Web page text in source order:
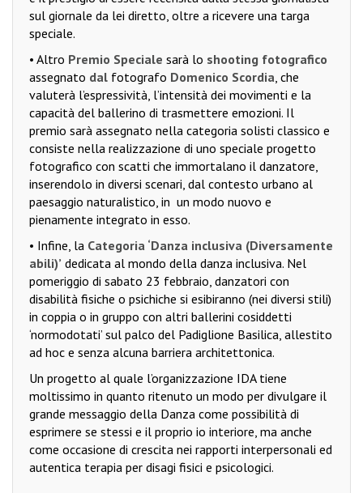
sul giornale da lei diretto, oltre a ricevere una targa
speciale.
• Altro Premio Speciale sarà lo shooting fotografico
assegnato dal fotografo Domenico Scordia, che
valuterà l’espressività, l’intensità dei movimenti e la
capacità del ballerino di trasmettere emozioni. Il
premio sarà assegnato nella categoria solisti classico e
consiste nella realizzazione di uno speciale progetto
fotografico con scatti che immortalano il danzatore,
inserendolo in diversi scenari, dal contesto urbano al
paesaggio naturalistico, in un modo nuovo e
pienamente integrato in esso.
• Infine, la Categoria ‘Danza inclusiva (Diversamente
abili)’ dedicata al mondo della danza inclusiva. Nel
pomeriggio di sabato 23 febbraio, danzatori con
disabilità fisiche o psichiche si esibiranno (nei diversi stili)
in coppia o in gruppo con altri ballerini cosiddetti
‘normodotati’ sul palco del Padiglione Basilica, allestito
ad hoc e senza alcuna barriera architettonica.
Un progetto al quale l’organizzazione IDA tiene
moltissimo in quanto ritenuto un modo per divulgare il
grande messaggio della Danza come possibilità di
esprimere se stessi e il proprio io interiore, ma anche
come occasione di crescita nei rapporti interpersonali ed
autentica terapia per disagi fisici e psicologici.